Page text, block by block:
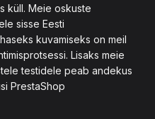
küll. Meie oskuste
sisse Eesti
kuvamiseks on meil
Lisaks meie
testidele peab andekus
PrestaShop